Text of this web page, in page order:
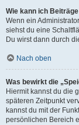
Wie kann ich
Wenn ein
siehst du eine
Du wirst dann durch
Nach oben
Was bewirkt die
Hiermit kannst du die
späteren Zeitpunkt
kannst du mit der
persönlichen Bereich